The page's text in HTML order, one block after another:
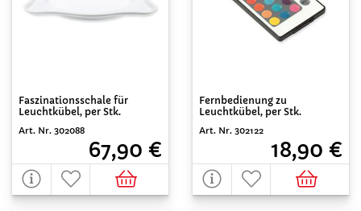
Faszinationsschale für
Leuchtkübel, per Stk.
Art. Nr. 302088
67,90 €
Fernbedienung zu
Leuchtkübel, per Stk.
Art. Nr. 302122
18,90 €